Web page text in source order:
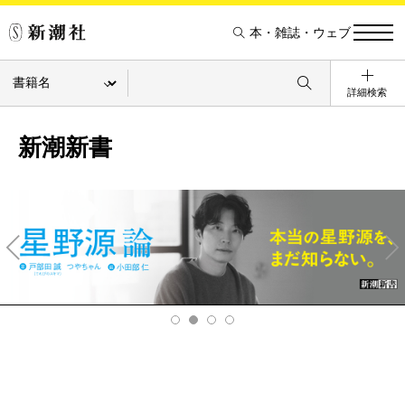
本・雑誌・ウェブ
詳細検索
新潮新書
v
Ne
xt